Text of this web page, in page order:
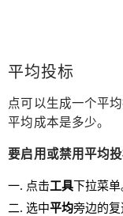
平均投标
点可以生成一个平
平均成本是多少。
要启用或禁用平均
点击工具下拉菜单
选中平均旁边的复